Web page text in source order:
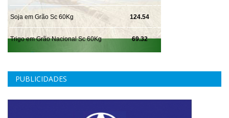
PUBLICIDADES